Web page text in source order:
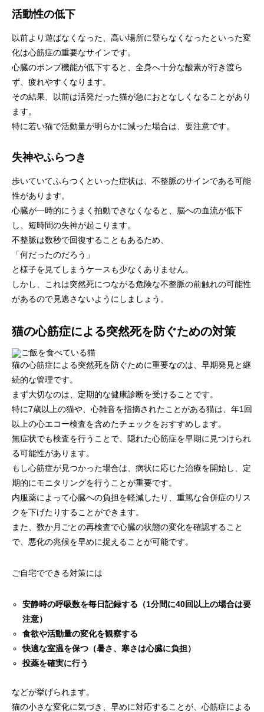
活動性の低下
以前より遊ばなくなった、高い場所に登らなくなったといった変
化は心筋症の重要なサインです。
心臓のポンプ機能が低下すると、全身へ十分な酸素が行き渡ら
ず、疲れやすくなります。
その結果、以前は活発だった猫が急におとなしくなることがあり
ます。
特に若い猫で活動量が明らかに減った場合は、要注意です。
失神やふらつき
歩いていてふらつくといった症状は、不整脈のサインである可能
性があります。
心臓が一時的にうまく拍動できなくなると、脳への血流が低下
し、短時間の失神が起こります。
不整脈は数秒で回復することもあるため、
「何だったのだろう」
と様子を見てしまうケースも少なくありません。
しかし、これは突然死につながる危険な不整脈の前触れの可能性
があるので見逃さないようにしましょう。
猫の心筋症による突然死を防ぐための対策
猫の心筋症による突然死を防ぐために重要なのは、早期発見と継
続的な管理です。
まず大切なのは、定期的な健康診断を受けることです。
特に7歳以上の猫や、心雑音を指摘されたことがある猫は、年1回
以上の心エコー検査を含めたチェックをおすすめします。
無症状でも検査を行うことで、隠れた心筋症を早期に見つけられ
る可能性があります。
もし心筋症が見つかった場合は、病状に応じた治療を開始し、定
期的にモニタリングを行うことが重要です。
内服薬によって心臓への負担を軽減したり、重篤な合併症のリス
クを下げたりすることができます。
また、数か月ごとの再検査で心臓の状態の変化を確認すること
で、悪化の兆候を早めに捉えることが可能です。
ご自宅でできる対策には
安静時の呼吸数を毎日記録する（1分間に40回以上の場合は要
注意）
食欲や活動量の変化を観察する
快適な室温を保つ（暑さ、寒さは心臓に負担）
投薬を確実に行う
などが挙げられます。
猫の小さな変化に気づき、早めに対応することが、心筋症による